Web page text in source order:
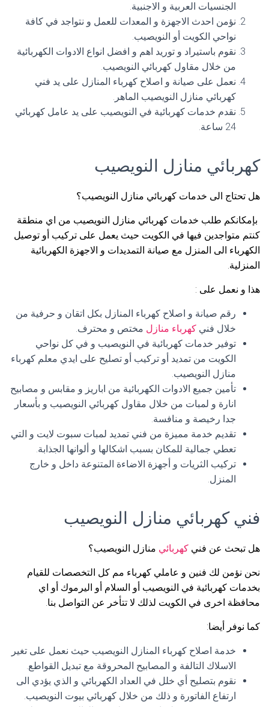
الجنسيات العربية و الاجنبية.
نؤمن احدث الاجهزة و المعدات للعمل و نتواجد في كافة
نواحي الكويت أو النويصيب.
نقوم باستيراد و توريد اهم و افضل انواع الادوات الكهربائية
من خلال مقاول كهربائي النويصيب.
نعمل على صيانة و اصلاح كهرباء المنازل على يد فني
كهربائي منازل النويصيب الماهر.
نقدم خدمات كهربائية في النويصيب على يد عامل كهربائي
24 ساعة.
كهربائي منازل النويصيب
هل تحتاج الى خدمات كهربائي منازل النويصيب؟
بإمكانكم طلب خدمات كهربائي منازل النويصيب من اي منطقة
كنتم متواجدين فيها في الكويت حيث يعمل على تركيب أو توصيل
الكهرباء الى المنزل مع صيانة التمديدات و الاجهزة الكهربائية
المنزلية.
هذا و نعمل على :
رقم صيانة و اصلاح كهرباء المنازل بكل اتقان و حرفية من
خلال فني كهرباء منازل مختص و محترف.
توفير خدمات كهربائية في النويصيب و في كل نواحي
الكويت من تمديد أو تركيب أو تصليح على ايدي معلم كهرباء
منازل النويصيب.
تأمين جميع الادوات الكهربائية من اباريز و مقابس و مصابيح
انارة و لمبات من خلال مقاول كهربائي النويصيب و بأسعار
جدا رخيصة و منافسة.
تقديم خدمة مميزة من فني تمديد لمبات سبوت لايت و التي
تعطي جمالية للمكان بسبب اشكالها و ألوانها الجذابة.
تركيب الثريات و أجهزة الاضاءة المتنوعة داخل و خارج
المنزل.
فني كهربائي منازل النويصيب
هل تبحث عن فني كهربائي منازل النويصيب؟
نحن نؤمن لك فنين و عاملي كهرباء مم كل التخصصات للقيام
بخدمات كهربائية في النويصيب أو السلام أو اليرموك أو اي
محافظة اخرى في الكويت لذلك لا تتأخر عن التواصل بنا.
كما نوفر أيضا:
خدمة اصلاح كهرباء المنازل النويصيب حيث نعمل على تغير
الاسلاك التالفة و المصابيح المحروقة مع تبديل القواطع.
نقوم بتصليح أي خلل في العداد الكهربائي و الذي يؤدي الى
ارتفاع الفاتورة و ذلك من خلال كهربائي بيوت النويصيب.